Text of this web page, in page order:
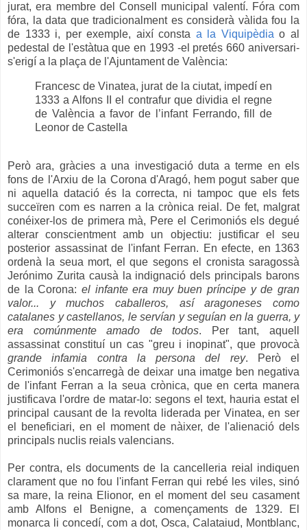
jurat, era membre del Consell municipal valentí. Fóra com
fóra, la data que tradicionalment es considerà vàlida fou la
de 1333 i, per exemple, així consta a la Viquipèdiao al
pedestal de l'estàtua que en 1993 -el pretés 660 aniversari-
s'erigí a la plaça de l'Ajuntament de València:
Francesc de Vinatea, jurat de la ciutat, impedí en
1333 a Alfons II el contrafur que dividia el regne
de València a favor de l’infant Ferrando, fill de
Leonor de Castella
Però ara, gràcies a una investigació duta a terme en els
fons de l'Arxiu de la Corona d'Aragó, hem pogut saber que
ni aquella datació és la correcta, ni tampoc que els fets
succeïren com es narren a la crònica reial. De fet, malgrat
conéixer-los de primera mà, Pere el Cerimoniós els degué
alterar conscientment amb un objectiu: justificar el seu
posterior assassinat de l'infant Ferran. En efecte, en 1363
ordenà la seua mort, el que segons el cronista saragossà
Jerónimo Zurita causà la indignació dels principals barons
de la Corona: el infante era muy buen príncipe y de gran
valor... y muchos caballeros, así aragoneses como
catalanes y castellanos, le servían y seguían en la guerra, y
era comúnmente amado de todos. Per tant, aquell
assassinat constituí un cas "greu i inopinat", que provocà
grande infamia contra la persona del rey. Però el
Cerimoniós s'encarregà de deixar una imatge ben negativa
de l'infant Ferran a la seua crònica, que en certa manera
justificava l'ordre de matar-lo: segons el text, hauria estat el
principal causant de la revolta liderada per Vinatea, en ser
el beneficiari, en el moment de nàixer, de l'alienació dels
principals nuclis reials valencians.
Per contra, els documents de la cancelleria reial indiquen
clarament que no fou l'infant Ferran qui rebé les viles, sinó
sa mare, la reina Elionor, en el moment del seu casament
amb Alfons el Benigne, a començaments de 1329. El
monarca li concedí, com a dot, Osca, Calataiud, Montblanc,